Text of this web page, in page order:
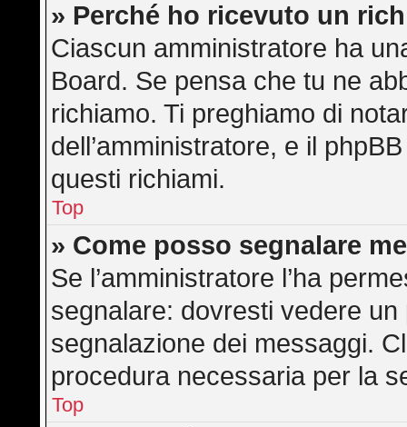
» Perché ho ricevuto un
Ciascun amministratore ha
Board. Se pensa che tu ne
richiamo. Ti preghiamo di
dell’amministratore, e il
questi richiami.
Top
» Come posso segnalare
Se l’amministratore l’ha
segnalare: dovresti vedere
segnalazione dei messaggi.
procedura necessaria per la
Top